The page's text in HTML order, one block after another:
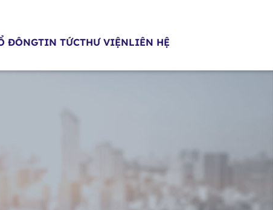
ĐÔNGTIN TỨCTHƯ VIỆNLIÊN HỆ